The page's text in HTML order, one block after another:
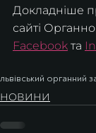
Докладніше
сайті
Facebook та
львівський органний
НОВИНИ